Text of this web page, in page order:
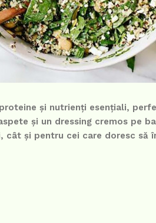
și nutrienți esențiali,
și un dressing cremos pe
și pentru cei care doresc să